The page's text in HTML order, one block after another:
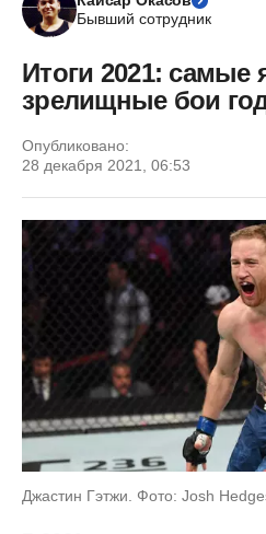
Бывший сотрудник
Итоги 2021: самые
зрелищные бои
Опубликовано:
28 декабря 2021, 06:53
Джастин Гэтжи. Фото: Josh